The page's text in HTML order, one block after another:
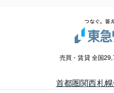
売買・賃貸 全国
首都圏関西札幌